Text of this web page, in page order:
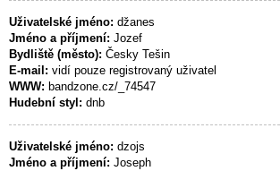
Uživatelské jméno: džanes
Jméno a příjmení: Jozef
Bydliště (město): Česky Tešin
E-mail: vidí pouze registrovaný uživatel
WWW: bandzone.cz/_74547
Hudební styl: dnb
Uživatelské jméno: dzojs
Jméno a příjmení: Joseph